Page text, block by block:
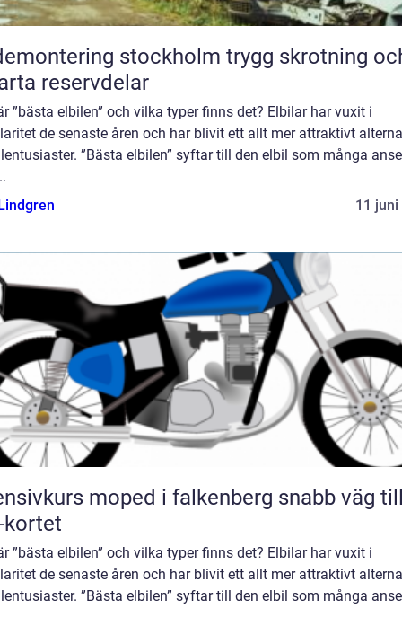
stockholm trygg skrotning och
reservdelar
”bästa elbilen” och vilka typer finns det? Elbilar har vuxit i
de senaste åren och har blivit ett allt mer attraktivt
”Bästa elbilen” syftar till den elbil som många
11 juni
moped i falkenberg snabb väg till
kortet
”bästa elbilen” och vilka typer finns det? Elbilar har vuxit i
de senaste åren och har blivit ett allt mer attraktivt
”Bästa elbilen” syftar till den elbil som många